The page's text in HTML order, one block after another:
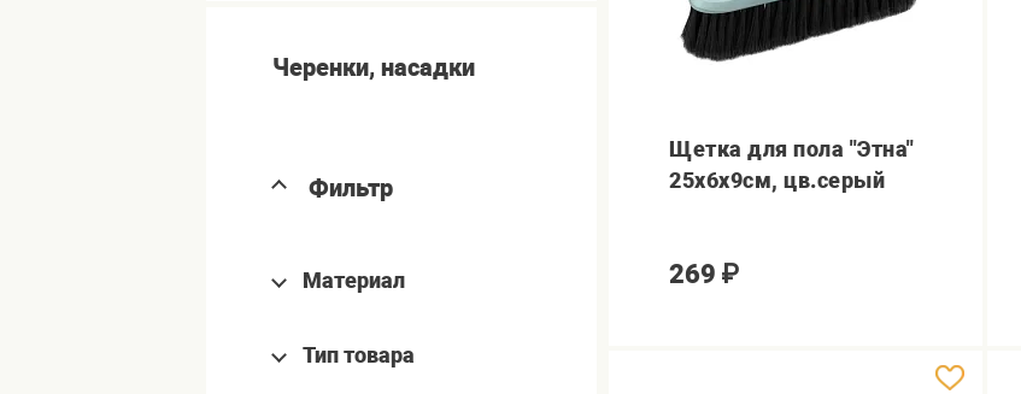
Черенки, насадки
Фильтр
Материал
Тип товара
Щетка для пола "Этна"
25х6х9см, цв.серый
269 ₽